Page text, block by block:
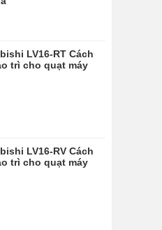
lạnh ngày càng
đáp thắc mắc này mời
LV16-RT Cách
trì cho quạt máy
LV16-RV Cách
trì cho quạt máy